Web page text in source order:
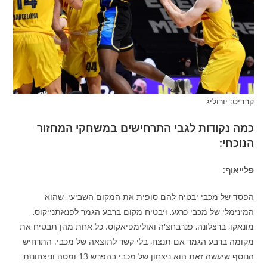
קרדיט: יורוליג
כמה נקודות לגבי התרחישים במשחקי המחזור
הנוכחי:
פלייאוף:
הפסד של מכבי יבטיח להם סופית את המקום השביעי, שהוא
המינימלי של מכבי כרגע, ויבטיח מקום ברבע הגמר לפנאתנייקוס,
מונאקו, ברצלונה, פנרבחצ'ה ואולימפיאקוס. כל אחת מהן תבטיח את
מקומה ברבע הגמר אם תנצח, בלי קשר לתוצאה של מכבי. התרחיש
הנוסף שיעשה זאת הוא ניצחון של מכבי בהפרש 13 ומטה וניצחונות